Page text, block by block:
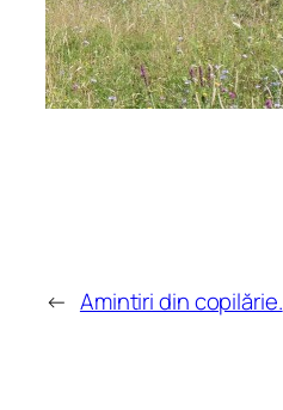
← Amintiri din copilărie.